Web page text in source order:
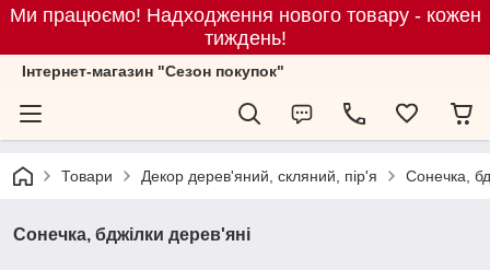
Ми працюємо! Надходження нового товару - кожен
тиждень!
Iнтернет-магазин "Сезон покупок"
Товари Декор дерев'яний, скляний, пір'я Сонечка,
Сонечка, бджілки дерев'яні